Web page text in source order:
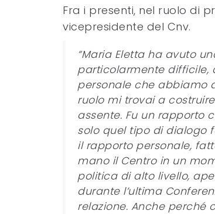
Fra i presenti, nel ruolo di
vicepresidente del Cnv.
“Maria Eletta ha avuto
particolarmente difficile,
personale che abbiamo
ruolo mi trovai a
assente. Fu un rapporto
solo quel tipo di dialogo
il rapporto personale,
mano il Centro in un
politica di alto livello,
durante l’ultima
relazione. Anche perché